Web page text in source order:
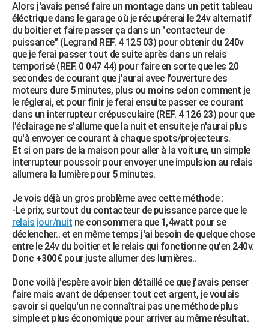
Alors j'avais pensé faire un montage dans un petit tableau
éléctrique dans le garage où je récupérerai le 24v alternatif
du boitier et faire passer ça dans un "contacteur de
puissance" (Legrand REF. 4 125 03) pour obtenir du 240v
que je ferai passer tout de suite après dans un relais
temporisé (REF. 0 047 44) pour faire en sorte que les 20
secondes de courant que j'aurai avec l'ouverture des
moteurs dure 5 minutes, plus ou moins selon comment je
le réglerai, et pour finir je ferai ensuite passer ce courant
dans un interrupteur crépusculaire (REF. 4 126 23) pour que
l'éclairage ne s'allume que la nuit et ensuite je n'aurai plus
qu'à envoyer ce courant à chaque spots/projecteurs.
Et si on pars de la maison pour aller à la voiture, un simple
interrupteur poussoir pour envoyer une impulsion au relais
allumera la lumière pour 5 minutes.
Je vois déjà un gros problème avec cette méthode :
-Le prix, surtout du contacteur de puissance parce que le
relais jour/nuit ne consommera que 1,4watt pour se
déclencher.. et en même temps j'ai besoin de quelque chose
entre le 24v du boitier et le relais qui fonctionne qu'en 240v.
Donc +300€ pour juste allumer des lumières..
Donc voilà j'espère avoir bien détaillé ce que j'avais penser
faire mais avant de dépenser tout cet argent, je voulais
savoir si quelqu'un ne connaîtrai pas une méthode plus
simple et plus économique pour arriver au même résultat.